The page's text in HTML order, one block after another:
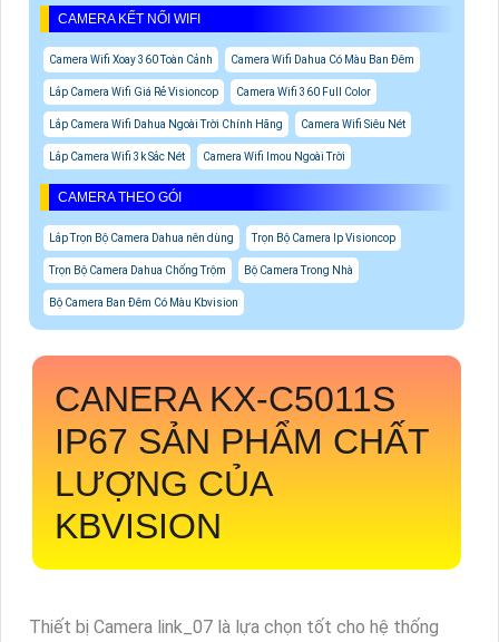
CAMERA KẾT NỐI WIFI
Camera Wifi Xoay 360 Toàn Cảnh Camera Wifi Dahua Có Màu Ban Đêm
Lắp Camera Wifi Giá Rẻ Visioncop Camera Wifi 360 Full Color
Lắp Camera Wifi Dahua Ngoài Trời Chính Hãng Camera Wifi Siêu Nét
Lắp Camera Wifi 3k Sắc Nét Camera Wifi Imou Ngoài Trời
CAMERA THEO GÓI
Lắp Trọn Bộ Camera Dahua nên dùng Trọn Bộ Camera Ip Visioncop
Trọn Bộ Camera Dahua Chống Trộm Bộ Camera Trong Nhà
Bộ Camera Ban Đêm Có Màu Kbvision
CANERA KX-C5011S
IP67 SẢN PHẨM CHẤT
LƯỢNG CỦA
KBVISION
Thiết bị Camera link_07 là lựa chọn tốt cho hệ thống